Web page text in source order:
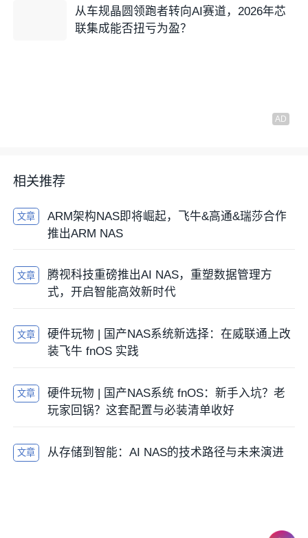
从车规晶圆领跑者转向AI赛道，2026年芯
联集成能否扭亏为盈？
相关推荐
文章
ARM架构NAS即将崛起，飞牛&高通&瑞莎合作
推出ARM NAS
文章
腾视科技重磅推出AI NAS，重塑数据管理方
式，开启智能高效新时代
文章
硬件玩物 | 国产NAS系统新选择：在威联通上改
装飞牛 fnOS 实践
文章
硬件玩物 | 国产NAS系统 fnOS：新手入坑？老
玩家回锅？这套配置与必装清单收好
文章 从存储到智能：AI NAS的技术路径与未来演进